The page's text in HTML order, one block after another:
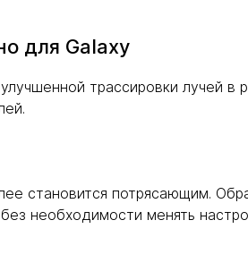
для Galaxy
трассировки лучей в
становится потрясающим.
необходимости менять